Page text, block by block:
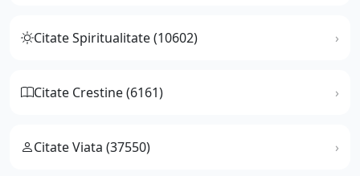
Citate Spiritualitate (10602)
Citate Crestine (6161)
Citate Viata (37550)